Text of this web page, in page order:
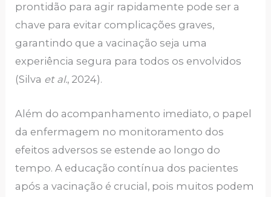
prontidão para agir rapidamente pode ser a
chave para evitar complicações graves,
garantindo que a vacinação seja uma
experiência segura para todos os envolvidos
(Silva et al., 2024).
Além do acompanhamento imediato, o papel
da enfermagem no monitoramento dos
efeitos adversos se estende ao longo do
tempo. A educação contínua dos pacientes
após a vacinação é crucial, pois muitos podem